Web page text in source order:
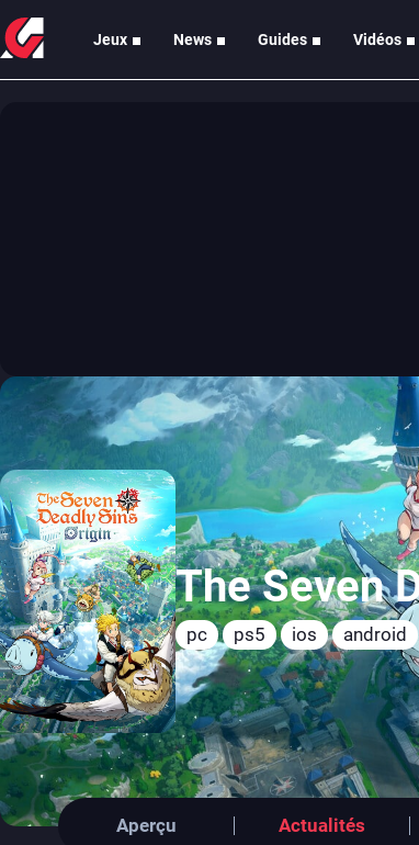
Jeux News Guides Vidéos
The Seven
pc ps5 ios android
Aperçu Actualités